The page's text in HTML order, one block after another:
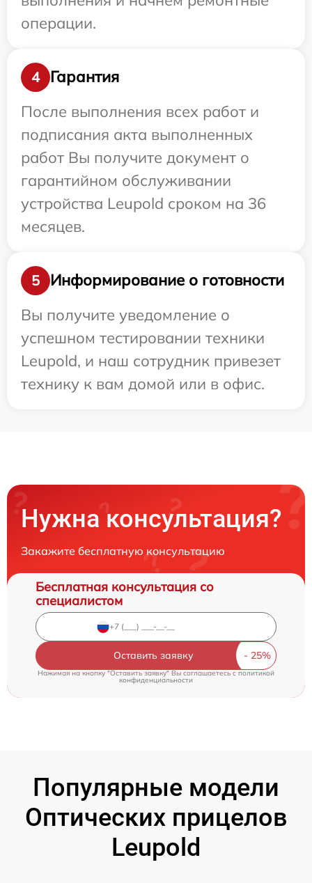
операции.
4
Гарантия
После выполнения всех работ и
подписания акта выполненных
работ Вы получите документ о
гарантийном обслуживании
устройства Leupold сроком на 36
месяцев.
5
Информирование о готовности
Вы получите уведомление о
успешном тестировании техники
Leupold, и наш сотрудник привезет
технику к вам домой или в офис.
Нужна консультация?
Закажите бесплатную консультацию
Бесплатная консультация со
специалистом
Оставить заявку
Нажимая на кнопку "Оставить заявку" Вы соглашаетесь cполитикой
конфиденциальности
Популярные модели
Оптических прицелов
Leupold